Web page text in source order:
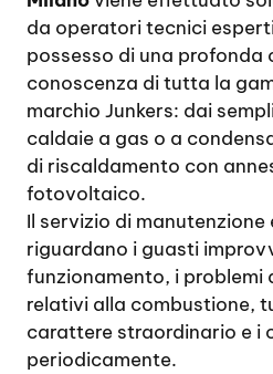
da operatori tecnici
possesso di una profonda
conoscenza di tutta la
marchio Junkers: dai
caldaie a gas o a
di riscaldamento con
fotovoltaico.
Il servizio di
riguardano i guasti
funzionamento, i problemi
relativi alla combustione,
carattere straordinario e i
periodicamente.